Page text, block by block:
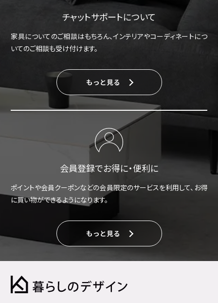
チャットサポートについて
家具についてのご相談はもちろん、インテリアやコーディネートにつ
いてのご相談も受け付けます。
もっと見る
会員登録でお得に・便利に
ポイントや会員クーポンなどの会員限定のサービスを利用して、お得
に買い物ができるようになります。
もっと見る